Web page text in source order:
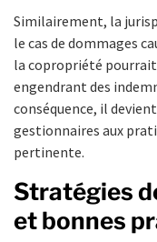
Similairement, la
le cas de dommages
la copropriété
engendrant des
conséquence, il
gestionnaires aux
pertinente.
Stratégies
et bonnes